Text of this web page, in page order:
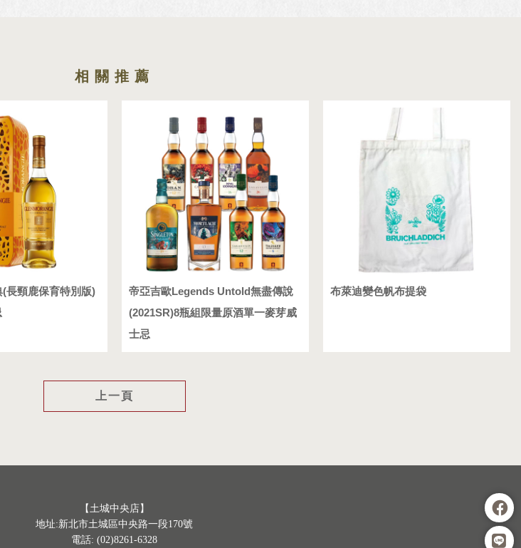
長頸鹿保育特別版)
帝亞吉歐Legends Untold無盡傳說
(2021SR)8瓶組限量原酒單一麥芽威
士忌
布萊迪變色帆布提袋
上一頁
【土城中央店】
地址:新北市土城區中央路一段170號
電話: (02)8261-6328